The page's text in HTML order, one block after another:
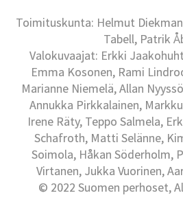
Toimituskunta: Helmut
Tabell, Patrik
Valokuvaajat: Erkki
Emma Kosonen, Rami
Marianne Niemelä, Allan
Annukka Pirkkalainen,
Irene Räty, Teppo Salmela,
Schafroth, Matti Selänne,
Soimola, Håkan Söderholm,
Virtanen, Jukka Vuorinen,
© 2022 Suomen perhoset,